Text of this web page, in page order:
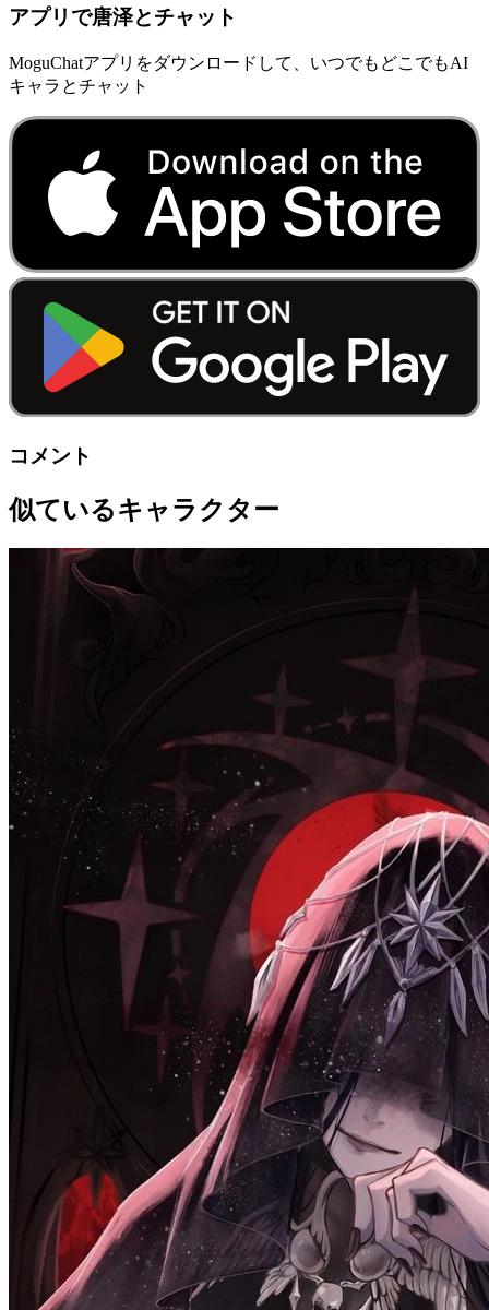
アプリで唐泽とチャット
MoguChatアプリをダウンロードして、いつでもどこでもAI
キャラとチャット
コメント
似ているキャラクター